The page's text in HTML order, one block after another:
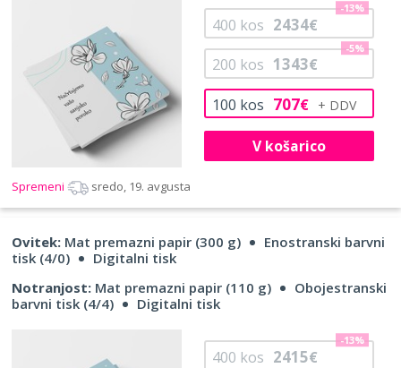
100 kos 707€
200 kos 1343€
-5%
400 kos 2434€
-13%
V košarico
Spremeni sredo, 19. avgusta
Ovitek: Mat premazni papir (300 g)
Enostranski barvni
tisk (4/0)
Digitalni tisk
Notranjost: Mat premazni papir (110 g)
Obojestranski
barvni tisk (4/4)
Digitalni tisk
400 kos 2415€
-13%